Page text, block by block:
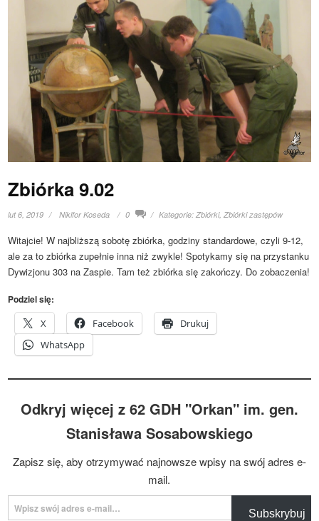
Zbiórka 9.02
lut 6, 2019 Nikifor Koseda 0 Kategorie:Zbiórki,Zbiórki zastępów
Witajcie! W najbliższą sobotę zbiórka, godziny standardowe, czyli 9-12,
ale za to zbiórka zupełnie inna niż zwykle! Spotykamy się na przystanku
Dywizjonu 303 na Zaspie. Tam też zbiórka się zakończy. Do zobaczenia!
Podziel się:
X
Facebook
Drukuj
WhatsApp
Odkryj więcej z 62 GDH "Orkan" im. gen.
Stanisława Sosabowskiego
Zapisz się, aby otrzymywać najnowsze wpisy na swój adres e-
mail.
Wpisz swój adres e-mail…
Subskrybuj